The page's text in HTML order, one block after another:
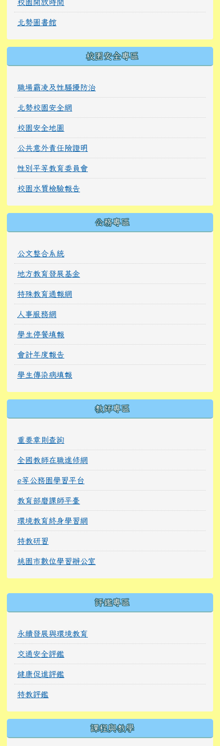
校園開放時間
北勢圖書館
校園安全專區
職場霸凌及性騷擾防治
北勢校園安全網
校園安全地圖
公共意外責任險證明
性別平等教育委員會
校園水質檢驗報告
公務專區
公文整合系統
地方教育發展基金
特殊教育通報網
人事服務網
學生停餐填報
會計年度報告
學生傳染病填報
教師專區
重要章則查詢
全國教師在職進修網
e等公務園學習平台
教育部磨課師平臺
環境教育終身學習網
特教研習
桃園市數位學習辦公室
評鑑專區
永續發展與環境教育
交通安全評鑑
健康促進評鑑
特教評鑑
課程與教學